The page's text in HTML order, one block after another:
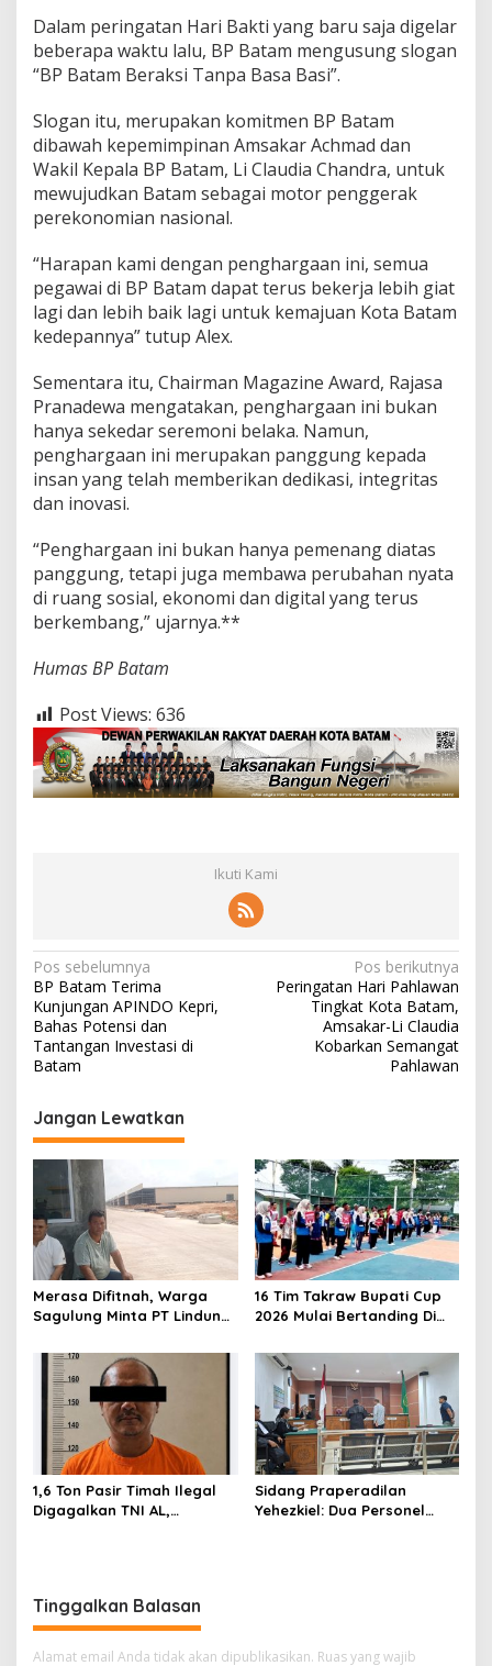
p
A
w
a
d
Dalam peringatan Hari Bakti yang baru saja digelar
beberapa waktu lalu, BP Batam mengusung slogan
“BP Batam Beraksi Tanpa Basa Basi”.
Slogan itu, merupakan komitmen BP Batam
dibawah kepemimpinan Amsakar Achmad dan
Wakil Kepala BP Batam, Li Claudia Chandra, untuk
mewujudkan Batam sebagai motor penggerak
perekonomian nasional.
“Harapan kami dengan penghargaan ini, semua
pegawai di BP Batam dapat terus bekerja lebih giat
lagi dan lebih baik lagi untuk kemajuan Kota Batam
kedepannya” tutup Alex.
Sementara itu, Chairman Magazine Award, Rajasa
Pranadewa mengatakan, penghargaan ini bukan
hanya sekedar seremoni belaka. Namun,
penghargaan ini merupakan panggung kepada
insan yang telah memberikan dedikasi, integritas
dan inovasi.
“Penghargaan ini bukan hanya pemenang diatas
panggung, tetapi juga membawa perubahan nyata
di ruang sosial, ekonomi dan digital yang terus
berkembang,” ujarnya.**
Humas BP Batam
Post Views: 636
Ikuti Kami
N
a
v
i
a
s
p
o
s
Pos sebelumnya
BP Batam Terima
Kunjungan APINDO Kepri,
Bahas Potensi dan
Tantangan Investasi di
Batam
Pos berikutnya
Peringatan Hari Pahlawan
Tingkat Kota Batam,
Amsakar-Li Claudia
Kobarkan Semangat
Pahlawan
Jangan Lewatkan
Merasa Difitnah, Warga
Sagulung Minta PT Lindung
Perlakuan Merendahkan
Masyarakat
16 Tim Takraw Bupati Cup
2026 Mulai Bertanding Di
1,6 Ton Pasir Timah Ilegal
Digagalkan TNI AL,
Sidang Praperadilan
Yehezkiel: Dua Personel
Tinggalkan Balasan
Alamat email Anda tidak akan dipublikasikan. Ruas yang wajib